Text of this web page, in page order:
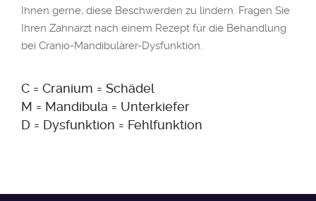
Ihnen gerne, diese Beschwerden zu lindern. Fragen Sie
Ihren Zahnarzt nach einem Rezept für die Behandlung
bei Cranio-Mandibulärer-Dysfunktion.
C = Cranium = Schädel
M = Mandibula = Unterkiefer
D = Dysfunktion = Fehlfunktion